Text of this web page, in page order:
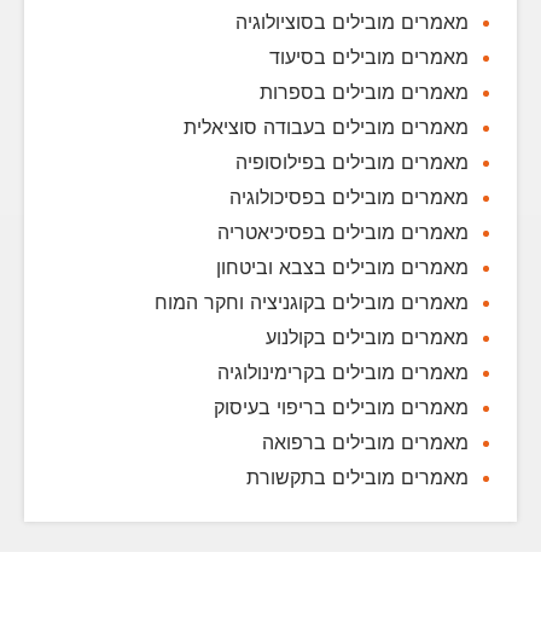
מאמרים מובילים בסוציולוגיה
מאמרים מובילים בסיעוד
מאמרים מובילים בספרות
מאמרים מובילים בעבודה סוציאלית
מאמרים מובילים בפילוסופיה
מאמרים מובילים בפסיכולוגיה
מאמרים מובילים בפסיכיאטריה
מאמרים מובילים בצבא וביטחון
מאמרים מובילים בקוגניציה וחקר המוח
מאמרים מובילים בקולנוע
מאמרים מובילים בקרימינולוגיה
מאמרים מובילים בריפוי בעיסוק
מאמרים מובילים ברפואה
מאמרים מובילים בתקשורת